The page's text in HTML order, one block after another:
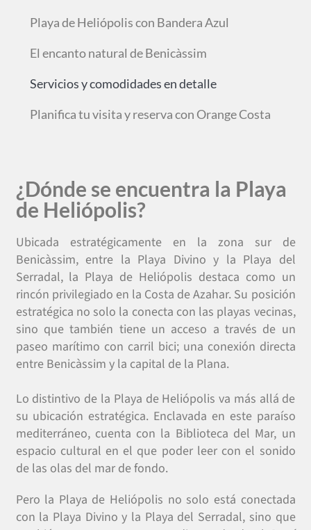
Playa de Heliópolis con Bandera Azul
El encanto natural de Benicàssim
Servicios y comodidades en detalle
Planifica tu visita y reserva con Orange Costa
¿Dónde se encuentra la Playa
de Heliópolis?
Ubicada estratégicamente en la zona sur de
Benicàssim, entre la Playa Divino y la Playa del
Serradal, la Playa de Heliópolis destaca como un
rincón privilegiado en la Costa de Azahar. Su posición
estratégica no solo la conecta con las playas vecinas,
sino que también tiene un acceso a través de un
paseo marítimo con carril bici; una conexión directa
entre Benicàssim y la capital de la Plana.
Lo distintivo de la Playa de Heliópolis va más allá de
su ubicación estratégica. Enclavada en este paraíso
mediterráneo, cuenta con la Biblioteca del Mar, un
espacio cultural en el que poder leer con el sonido
de las olas del mar de fondo.
Pero la Playa de Heliópolis no solo está conectada
con la Playa Divino y la Playa del Serradal, sino que